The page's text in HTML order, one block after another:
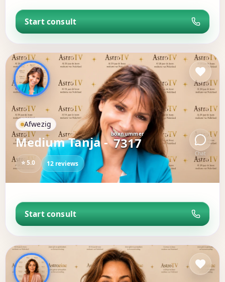
Start consult
Chat
Afwezig
Medium Tanja -boxnummer
7317
⭐ 5.0 12 reviews
Start consult